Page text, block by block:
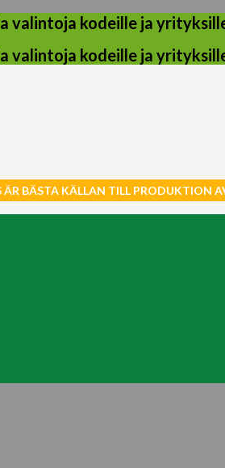
valintoja kodeille ja
valintoja kodeille ja
BÄSTA KÄLLAN TILL PRODUKTION